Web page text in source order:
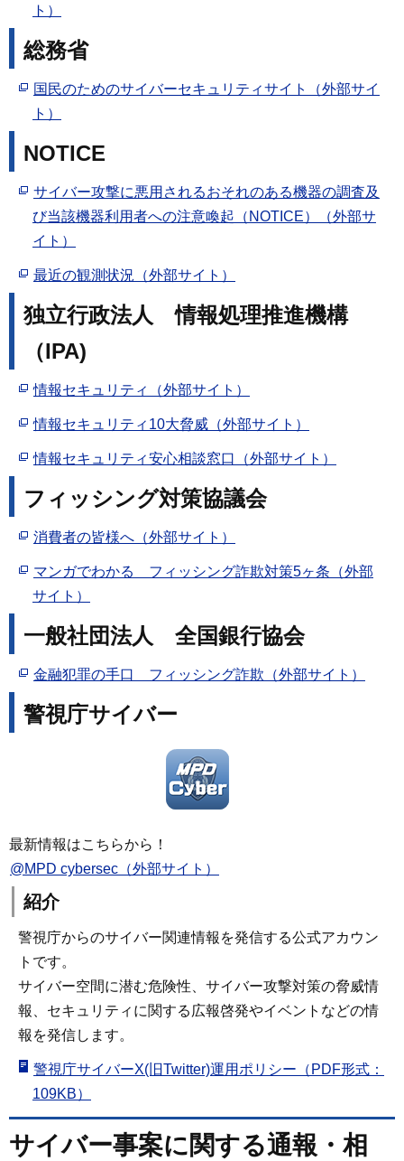
ト）
総務省
国民のためのサイバーセキュリティサイト（外部サイ
ト）
NOTICE
サイバー攻撃に悪用されるおそれのある機器の調査及
び当該機器利用者への注意喚起（NOTICE）（外部サ
イト）
最近の観測状況（外部サイト）
独立行政法人 情報処理推進機構
（IPA)
情報セキュリティ（外部サイト）
情報セキュリティ10大脅威（外部サイト）
情報セキュリティ安心相談窓口（外部サイト）
フィッシング対策協議会
消費者の皆様へ（外部サイト）
マンガでわかる フィッシング詐欺対策5ヶ条（外部
サイト）
一般社団法人 全国銀行協会
金融犯罪の手口 フィッシング詐欺（外部サイト）
警視庁サイバー
最新情報はこちらから！
@MPD cybersec（外部サイト）
紹介
警視庁からのサイバー関連情報を発信する公式アカウン
トです。
サイバー空間に潜む危険性、サイバー攻撃対策の脅威情
報、セキュリティに関する広報啓発やイベントなどの情
報を発信します。
警視庁サイバーX(旧Twitter)運用ポリシー（PDF形式：
109KB）
サイバー事案に関する通報・相